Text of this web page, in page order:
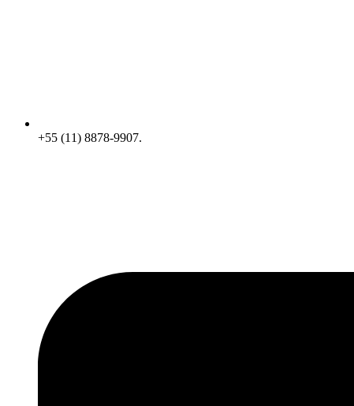
+55 (11) 8878-9907.